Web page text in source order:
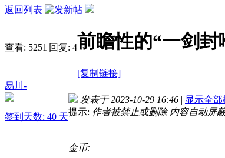
返回列表
查看: 5251 |回复: 4前瞻性的“一剑封
[复制链接]
易川-
签到天数: 40 天
发表于 2023-10-29 16:46 | 显示全部
提示: 作者被禁止或删除 内容自动屏
金币: